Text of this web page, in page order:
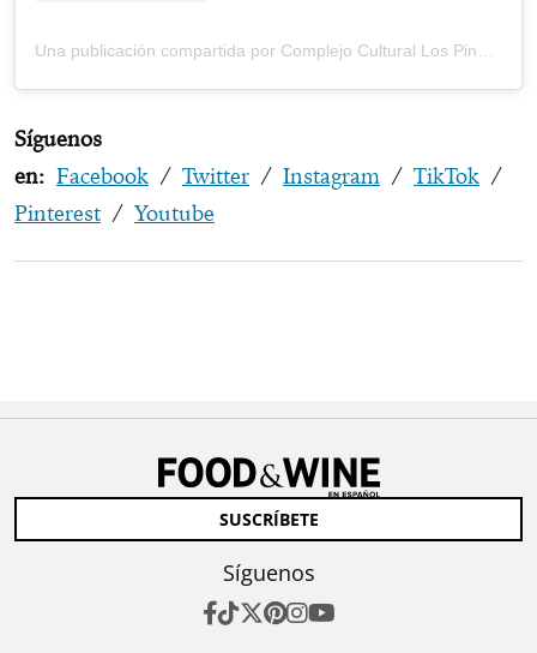
Síguenos
en: Facebook / Twitter / Instagram / TikTok /
Pinterest / Youtube
SUSCRÍBETE
Síguenos